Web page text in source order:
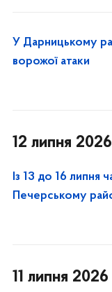
У Дарницькому
ворожої атаки
12 липня
Із 13 до 16
Печерському
11 липня 2026